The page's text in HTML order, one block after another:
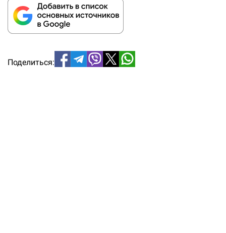
Поделиться: